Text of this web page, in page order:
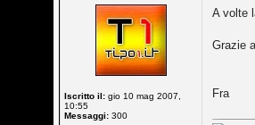
Iscritto il: gio 10 mag 2007,
10:55
Messaggi: 300
A volte
Grazie
Fra